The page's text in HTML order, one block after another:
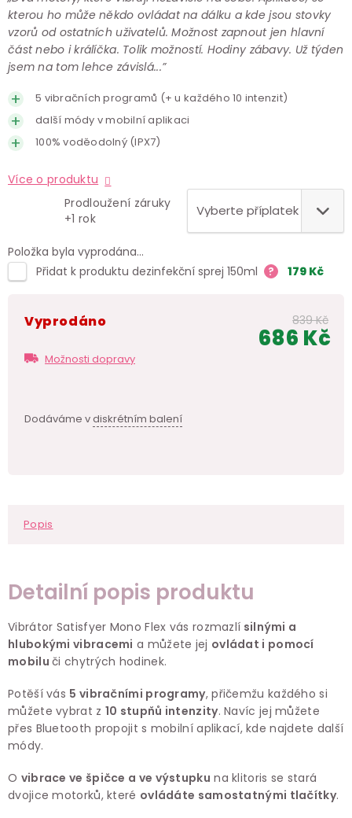
kterou ho může někdo ovládat na dálku a kde jsou stovky
vzorů od ostatních uživatelů. Možnost zapnout jen hlavní
část nebo i králíčka. Tolik možností. Hodiny zábavy. Už týden
jsem na tom lehce závislá...”
5 vibračních programů (+ u každého 10 intenzit)
další módy v mobilní aplikaci
100% voděodolný (IPX7)
Více o produktu
Prodloužení záruky
+1 rok
Položka byla vyprodána…
Přidat k produktu dezinfekční sprej 150ml
? 179 Kč
Vyprodáno
Možnosti dopravy
Dodáváme vdiskrétním balení
839 Kč
686 Kč
Popis
Detailní popis produktu
Vibrátor Satisfyer Mono Flex vás rozmazlí silnými a
hlubokými vibracemi a můžete jej ovládat i pomocí
mobiluči chytrých hodinek.
Potěší vás 5 vibračními programy, přičemžu každého si
můžete vybrat z 10 stupňů intenzity. Navíc jej můžete
přes Bluetooth propojit s mobilní aplikací, kde najdete další
módy.
O vibrace ve špičce a ve výstupku na klitoris se stará
dvojice motorků, které ovládáte samostatnými tlačítky.